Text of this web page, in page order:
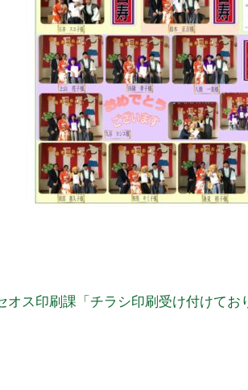
ス印刷課「チラシ印刷受け付けてお